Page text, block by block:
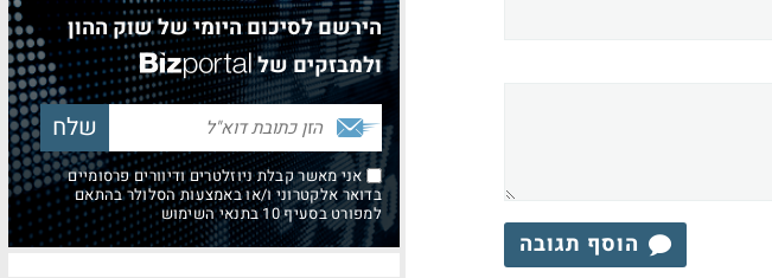
הוסף תגובה
הירשם לסיכום היומי של שוק ההון
ולמבזקים של
אני מאשר קבלת ניוזלטרים ודיוורים פרסומיים
בדואר אלקטרוני ו/או באמצעות הסלולר בהתאם
למפורט בסעיף 10 בתנאי השימוש